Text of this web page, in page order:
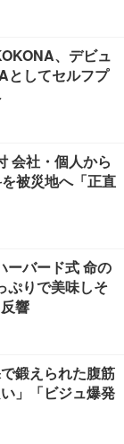
、デビュ
としてセルフプ
会社・個人から
被災地へ「正直
ーバード式 命の
ぷりで美味しそ
響
鍛えられた腹筋
」「ビジュ爆発